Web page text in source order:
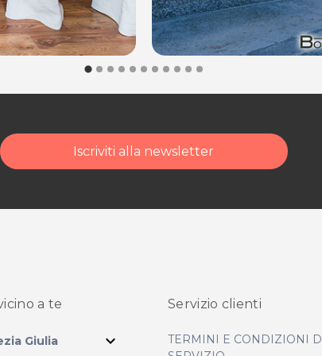
Iscriviti alla newsletter
a te
Giulia expand_more
Servizio clienti
TERMINI E CONDIZIONI